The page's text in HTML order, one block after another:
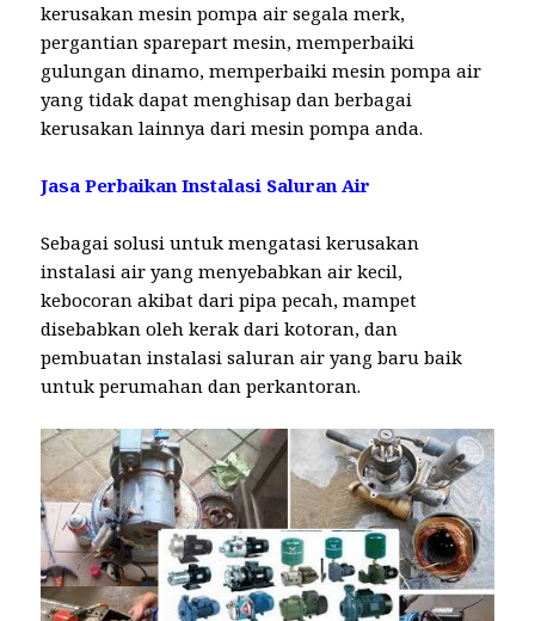
kerusakan mesin pompa air segala merk,
pergantian sparepart mesin, memperbaiki
gulungan dinamo, memperbaiki mesin pompa air
yang tidak dapat menghisap dan berbagai
kerusakan lainnya dari mesin pompa anda.
Jasa Perbaikan Instalasi Saluran Air
Sebagai solusi untuk mengatasi kerusakan
instalasi air yang menyebabkan air kecil,
kebocoran akibat dari pipa pecah, mampet
disebabkan oleh kerak dari kotoran, dan
pembuatan instalasi saluran air yang baru baik
untuk perumahan dan perkantoran.